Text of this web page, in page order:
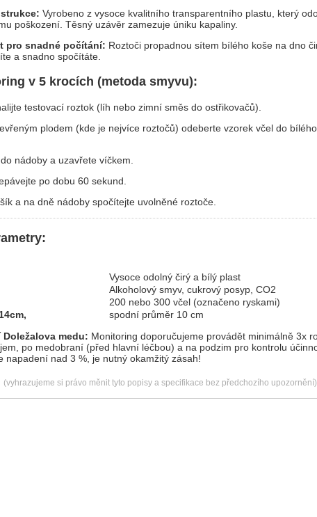
Vyrobeno z vysoce kvalitního transparentního plastu, který
poškození. Těsný uzávěr zamezuje úniku kapaliny.
pro snadné počítání: Roztoči propadnou sítem bílého koše na dno
a snadno spočítáte.
v 5 krocích (metoda smyvu):
testovací roztok (líh nebo zimní směs do ostřikovačů).
plodem (kde je nejvíce roztočů) odeberte vzorek včel do
nádoby a uzavřete víčkem.
po dobu 60 sekund.
a na dně nádoby spočítejte uvolněné roztoče.
Vysoce odolný čirý a bílý plast
Alkoholový smyv, cukrový posyp, CO2
200 nebo 300 včel (označeno ryskami)
spodní průměr 10 cm
medu: Monitoring doporučujeme provádět minimálně 3x
po medobraní (před hlavní léčbou) a na podzim pro kontrolu
napadení nad 3 %, je nutný okamžitý zásah!
(vyhrazujeme si právo měnit tyto popisy a specifikace bez předchozího upozornění)